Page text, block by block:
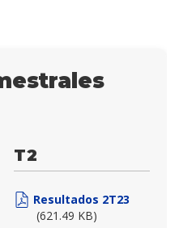
T2
Resultados 2T23
(621.49 KB)